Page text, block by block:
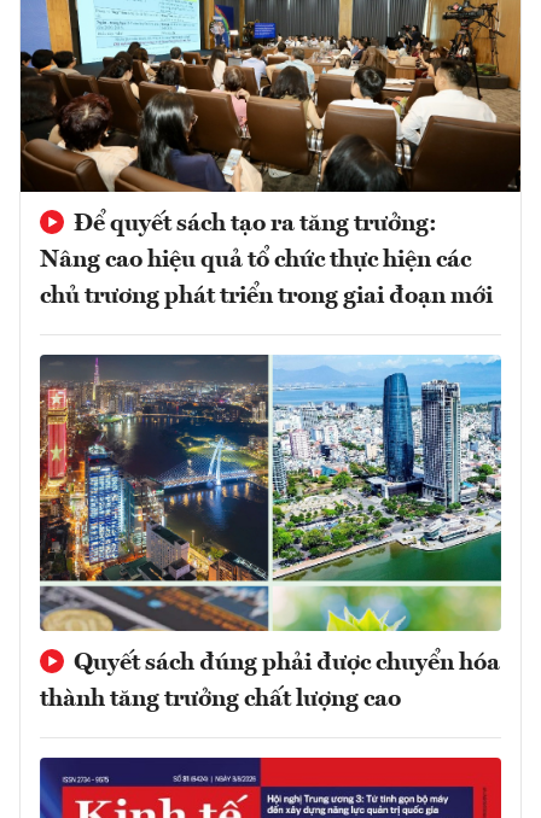
Để quyết sách tạo ra tăng trưởng:
Nâng cao hiệu quả tổ chức thực hiện các
chủ trương phát triển trong giai đoạn mới
Quyết sách đúng phải được chuyển hóa
thành tăng trưởng chất lượng cao